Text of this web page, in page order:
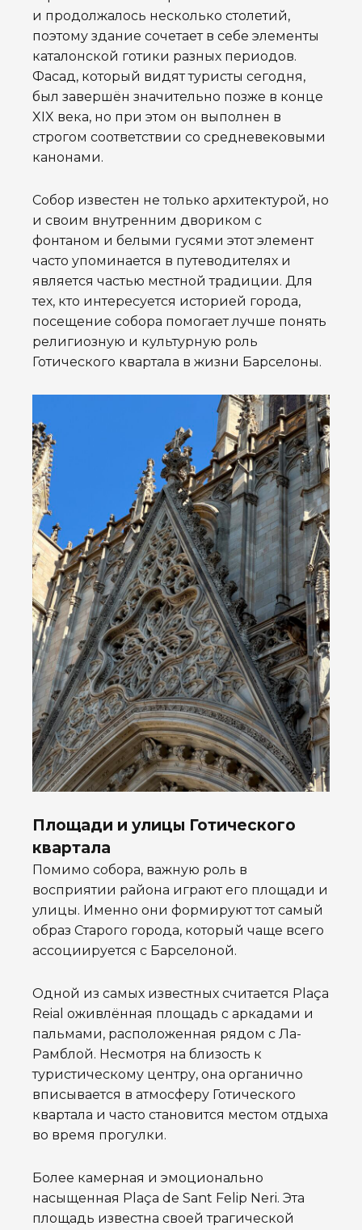
и продолжалось несколько столетий,
поэтому здание сочетает в себе элементы
каталонской готики разных периодов.
Фасад, который видят туристы сегодня,
был завершён значительно позже в конце
XIX века, но при этом он выполнен в
строгом соответствии со средневековыми
канонами.
Собор известен не только архитектурой, но
и своим внутренним двориком с
фонтаном и белыми гусями этот элемент
часто упоминается в путеводителях и
является частью местной традиции. Для
тех, кто интересуется историей города,
посещение собора помогает лучше понять
религиозную и культурную роль
Готического квартала в жизни Барселоны.
Площади и улицы Готического
квартала
Помимо собора, важную роль в
восприятии района играют его площади и
улицы. Именно они формируют тот самый
образ Старого города, который чаще всего
ассоциируется с Барселоной.
Одной из самых известных считается Plaça
Reial оживлённая площадь с аркадами и
пальмами, расположенная рядом с Ла-
Рамблой. Несмотря на близость к
туристическому центру, она органично
вписывается в атмосферу Готического
квартала и часто становится местом отдыха
во время прогулки.
Более камерная и эмоционально
насыщенная Plaça de Sant Felip Neri. Эта
площадь известна своей трагической